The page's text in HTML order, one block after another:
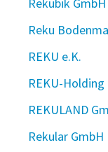
Reku
REKU e.K.
REKU-Holding
REKULAND
Rekular GmbH